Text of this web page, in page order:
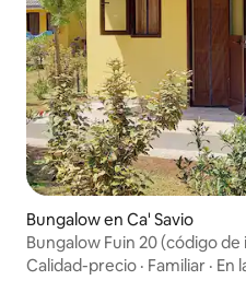
Bungalow en Ca' Savio
Bungalow Fuin 20 (código
IT027044B4ENXHDUIL)
Calidad-precio · Familiar · En